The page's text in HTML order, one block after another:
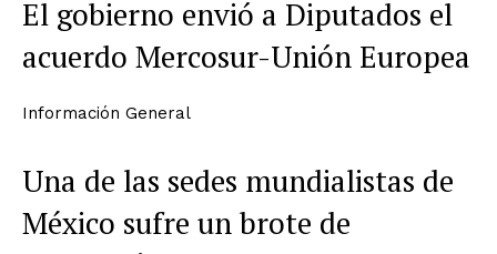
El gobierno envió a Diputados el
acuerdo Mercosur-Unión Europea
Información General
Una de las sedes mundialistas de
México sufre un brote de